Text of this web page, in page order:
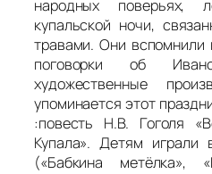
народных поверьях,
купальской ночи,
травами. Они
поговорки об
художественные
упоминается этот
:повесть Н.В. Гоголя
Купала». Детям
(«Бабкина метёлка»,